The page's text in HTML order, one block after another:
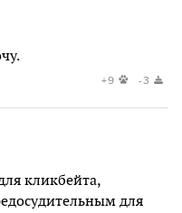
+9 -3
кликбейта,
для